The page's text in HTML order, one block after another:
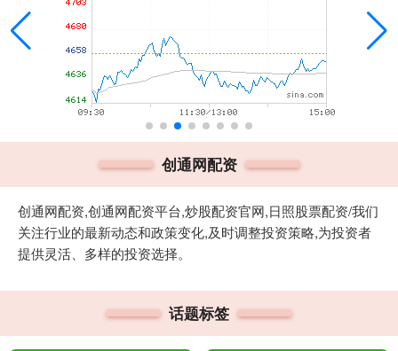
创通网配资
创通网配资,创通网配资平台,炒股配资官网,日照股票配资/我们
关注行业的最新动态和政策变化,及时调整投资策略,为投资者
提供灵活、多样的投资选择。
话题标签